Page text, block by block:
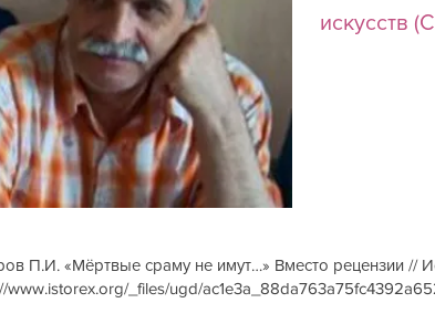
искусств
П.И. «Мёртвые сраму не имут…» Вместо рецензии //
www.istorex.org/_files/ugd/